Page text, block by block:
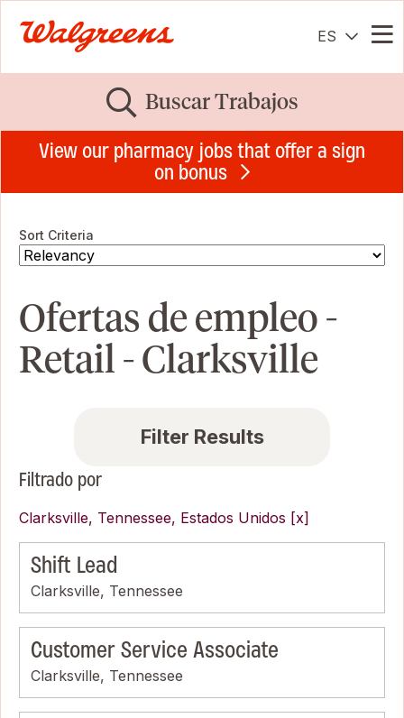
ES
Buscar Trabajos
View our pharmacy jobs that offer a sign
on bonus
Sort Criteria
Ofertas de empleo -
Retail - Clarksville
Filter Results
Filtrado por
Clarksville, Tennessee, Estados Unidos
Shift Lead
Clarksville, Tennessee
Customer Service Associate
Clarksville, Tennessee